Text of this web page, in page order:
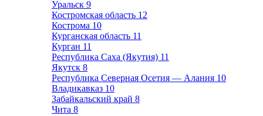
Уральск 9
Костромская область 12
Кострома 10
Курганская область 11
Курган 11
Республика Саха (Якутия) 11
Якутск 8
Республика Северная Осетия — Алания 10
Владикавказ 10
Забайкальский край 8
Чита 8